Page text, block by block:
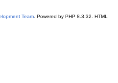
Team. Powered by PHP 8.3.32. HTML